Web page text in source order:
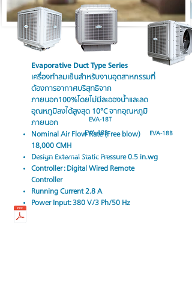
Evaporative Duct Type Series
เครื่องทำลมเย็นสำหรับงานอุตสาหกรรมที่
ต้องการอากาศบริสุทธิจาก
ภายนอก100%โดยไม่มีละอองน้ำและลด
อุณหภูมิลงได้สูงสุด 10°C จากอุณหภูมิ
ภายนอก
Nominal Air Flow Rate (Free blow)
18,000 CMH
Design External Static Pressure 0.5 in.wg
Controller : Digital Wired Remote
Controller
Running Current 2.8 A
Power Input: 380 V/3 Ph/50 Hz
EVA-18T
EVA-18B
EVA-18S
ดาวน์โหลดแคตตาล็อกสินค้า